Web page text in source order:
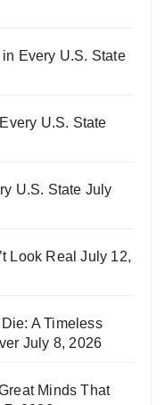
Every U.S. State
U.S. State
U.S. State July
Look Real July 12,
A Timeless
July 8, 2026
Minds That